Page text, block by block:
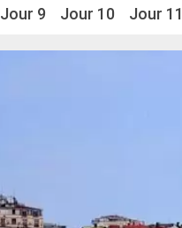
Jour 9 Jour 10 Jour 11